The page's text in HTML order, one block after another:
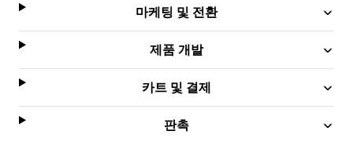
마케팅 및 전환
제품 개발
카트 및 결제
판촉